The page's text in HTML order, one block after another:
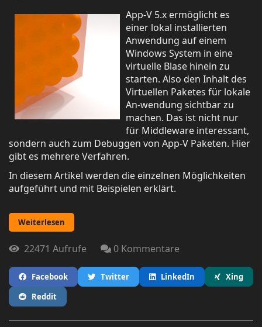
App-V 5.x ermöglicht es
einer lokal installierten
Anwendung auf einem
Windows System in eine
virtuelle Blase hinein zu
starten. Also den Inhalt des
Virtuellen Paketes für lokale
An-wendung sichtbar zu
machen. Das ist nicht nur
für Middleware interessant,
sondern auch zum Debuggen von App-V Paketen. Hier
gibt es mehrere Verfahren.
In diesem Artikel werden die einzelnen Möglichkeiten
aufgeführt und mit Beispielen erklärt.
Weiterlesen
22471 Aufrufe 0 Kommentare
Facebook Twitter LinkedIn
Xing
Reddit